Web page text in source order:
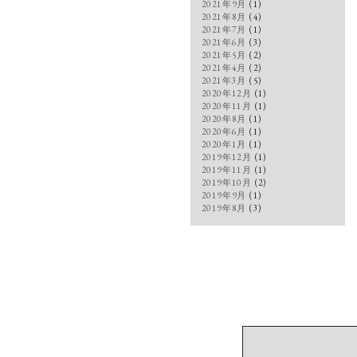
2021年9月 (1)
2021年8月 (4)
2021年7月 (1)
2021年6月 (3)
2021年5月 (2)
2021年4月 (2)
2021年3月 (5)
2020年12月 (1)
2020年11月 (1)
2020年8月 (1)
2020年6月 (1)
2020年1月 (1)
2019年12月 (1)
2019年11月 (1)
2019年10月 (2)
2019年9月 (1)
2019年8月 (3)